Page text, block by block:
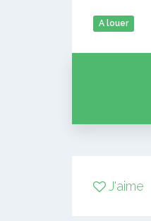
A louer
J'aime